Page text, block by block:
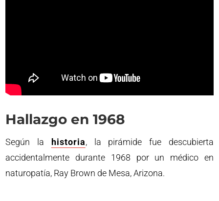
Hallazgo en 1968
Según la historia, la pirámide fue descubierta
accidentalmente durante 1968 por un médico en
naturopatía, Ray Brown de Mesa, Arizona.